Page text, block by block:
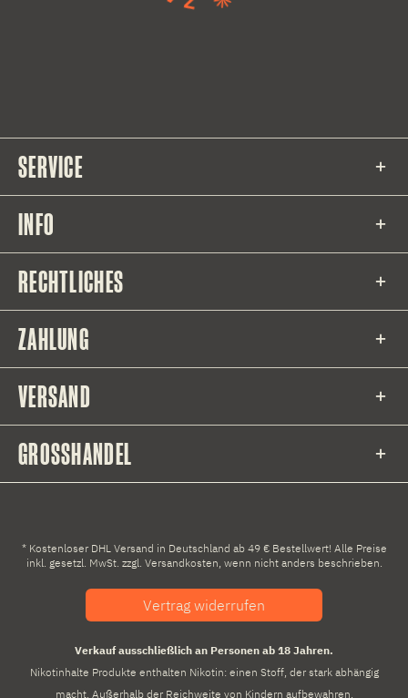
SERVICE
INFO
RECHTLICHES
ZAHLUNG
VERSAND
GROSSHANDEL
* Kostenloser DHL Versand in Deutschland ab 49 € Bestellwert! Alle Preise
inkl. gesetzl. MwSt. zzgl. Versandkosten, wenn nicht anders beschrieben.
Vertrag widerrufen
Verkauf ausschließlich an Personen ab 18 Jahren.
Nikotinhalte Produkte enthalten Nikotin: einen Stoff, der stark abhängig
macht. Außerhalb der Reichweite von Kindern aufbewahren.